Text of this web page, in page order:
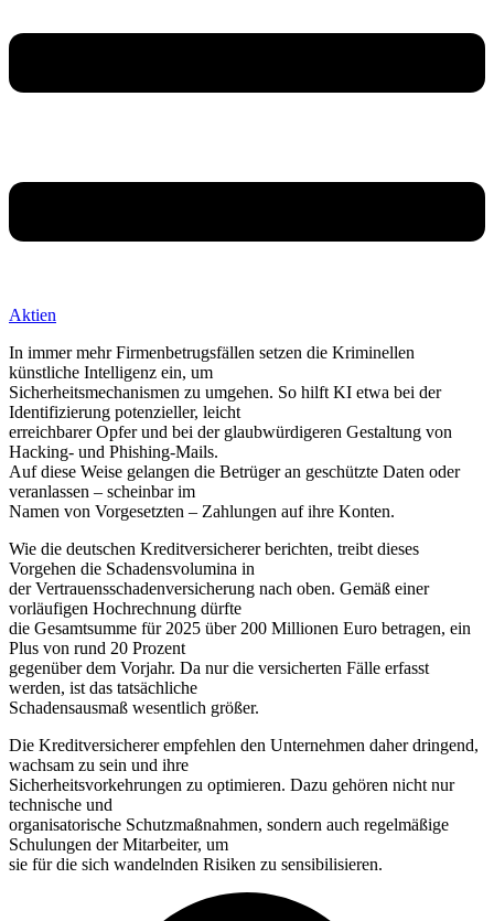
Aktien
In immer mehr Firmenbetrugsfällen setzen die Kriminellen
künstliche Intelligenz ein, um
Sicherheitsmechanismen zu umgehen. So hilft KI etwa bei der
Identifizierung potenzieller, leicht
erreichbarer Opfer und bei der glaubwürdigeren Gestaltung von
Hacking- und Phishing-Mails.
Auf diese Weise gelangen die Betrüger an geschützte Daten oder
veranlassen – scheinbar im
Namen von Vorgesetzten – Zahlungen auf ihre Konten.
Wie die deutschen Kreditversicherer berichten, treibt dieses
Vorgehen die Schadensvolumina in
der Vertrauensschadenversicherung nach oben. Gemäß einer
vorläufigen Hochrechnung dürfte
die Gesamtsumme für 2025 über 200 Millionen Euro betragen, ein
Plus von rund 20 Prozent
gegenüber dem Vorjahr. Da nur die versicherten Fälle erfasst
werden, ist das tatsächliche
Schadensausmaß wesentlich größer.
Die Kreditversicherer empfehlen den Unternehmen daher dringend,
wachsam zu sein und ihre
Sicherheitsvorkehrungen zu optimieren. Dazu gehören nicht nur
technische und
organisatorische Schutzmaßnahmen, sondern auch regelmäßige
Schulungen der Mitarbeiter, um
sie für die sich wandelnden Risiken zu sensibilisieren.